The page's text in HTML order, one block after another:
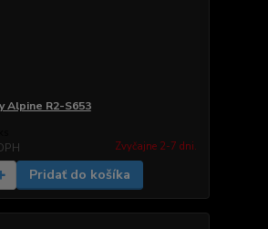
Alpine R2-S653
Zvyčajne 2-7 dni.
Pridať do košíka